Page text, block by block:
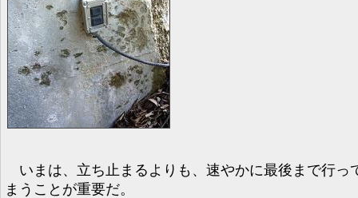
いまは、立ち止まるよりも、速やかに最後まで行っ
まうことが重要だ。